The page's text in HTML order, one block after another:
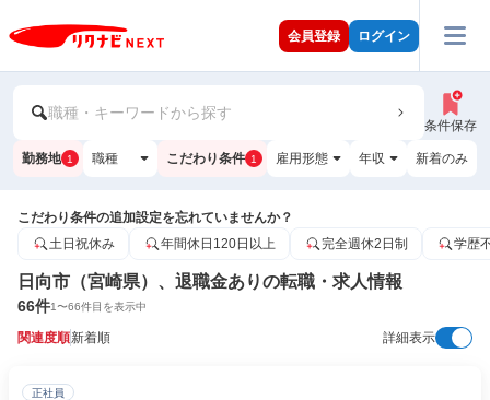
会員登録 ログイン
職種・キーワードから探す
条件保存
勤務地 1 職種 こだわり条件 1 雇用形態 年収 新着のみ
こだわり条件の追加設定を忘れていませんか？
土日祝休み
年間休日120日以上 完全週休2日制 学歴
日向市（宮崎県）、退職金ありの転職・求人情報
66件1〜66件目を表示中
関連度順新着順 詳細表示
正社員